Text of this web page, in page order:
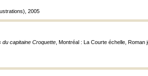
2005
du capitaine Croquette , Montréal : La Courte échelle,